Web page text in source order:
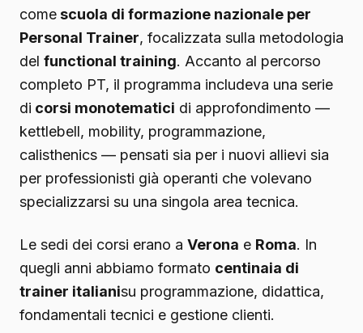
comescuola di formazione nazionale per
Personal Trainer, focalizzata sulla metodologia
del functional training. Accanto al percorso
completo PT, il programma includeva una serie
di corsi monotematici di approfondimento —
kettlebell, mobility, programmazione,
calisthenics — pensati sia per i nuovi allievi sia
per professionisti già operanti che volevano
specializzarsi su una singola area tecnica.
Le sedi dei corsi erano a Verona e Roma. In
quegli anni abbiamo formato centinaia di
trainer italianisu programmazione, didattica,
fondamentali tecnici e gestione clienti.